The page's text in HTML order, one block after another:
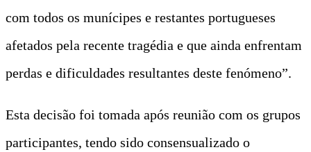
com todos os munícipes e restantes portugueses
afetados pela recente tragédia e que ainda enfrentam
perdas e dificuldades resultantes deste fenómeno”.
Esta decisão foi tomada após reunião com os grupos
participantes, tendo sido consensualizado o